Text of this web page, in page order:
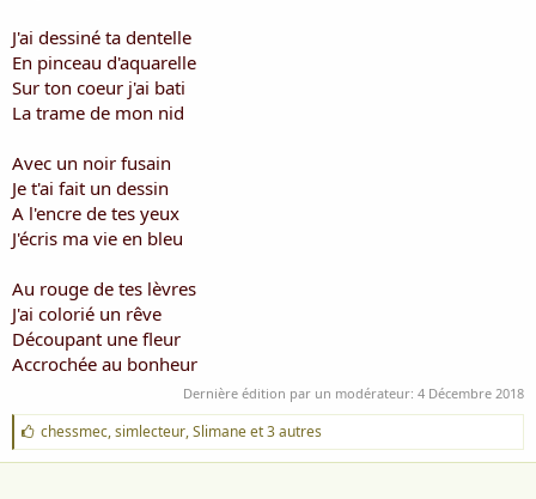
u
s
s
i
J'ai dessiné ta dentelle
En pinceau d'aquarelle
Sur ton coeur j'ai bati
La trame de mon nid
Avec un noir fusain
Je t'ai fait un dessin
A l'encre de tes yeux
J'écris ma vie en bleu
Au rouge de tes lèvres
J'ai colorié un rêve
Découpant une fleur
Accrochée au bonheur
Dernière édition par un modérateur: 4 Décembre 2018
J
'
a
chessmec,simlecteur,Slimaneet 3 autres